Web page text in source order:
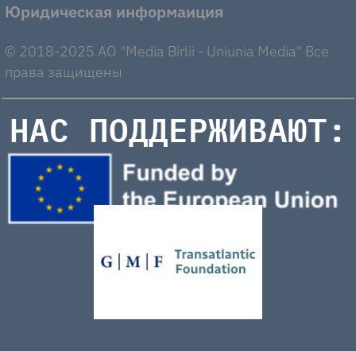
Юридическая информаиция
© 2018-2025 AO "Media Birlii - Uniunia Media" Все
права защищены
НАС ПОДДЕРЖИВАЮТ: